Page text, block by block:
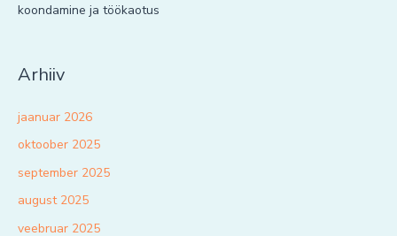
koondamine ja töökaotus
Arhiiv
jaanuar 2026
oktoober 2025
september 2025
august 2025
veebruar 2025